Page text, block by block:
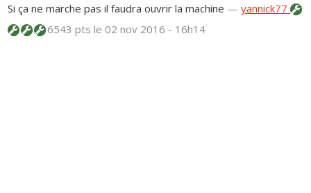
Si ça ne marche pas il faudra ouvrir la machine —yannick77
6543 ptsle 02 nov 2016 - 16h14